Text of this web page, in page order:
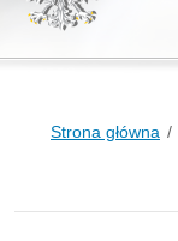
Strona główna